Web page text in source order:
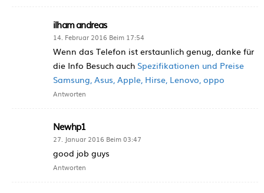
ilham andreas
14. Februar 2016 Beim 17:54
Wenn das Telefon ist erstaunlich genug, danke für
die Info Besuch auch Spezifikationen und Preise
Samsung, Asus, Apple, Hirse, Lenovo, oppo
Antworten
Newhp1
27. Januar 2016 Beim 03:47
good job guys
Antworten